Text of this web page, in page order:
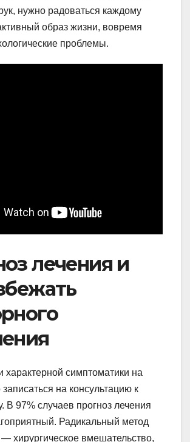
нужно радоваться каждому
образ жизни, вовремя
проблемы.
лечения и
характерной симптоматики на
на консультацию к
В 97% случаев прогноз лечения
Радикальный метод
хирургическое вмешательство,